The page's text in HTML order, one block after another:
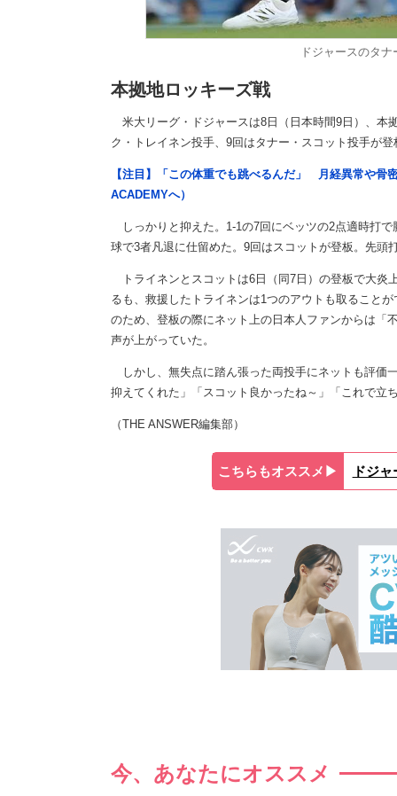
ドジャースのタ
本拠地ロッキーズ戦
米大リーグ・ドジャースは8日（日本時間9日）、本
ク・トレイネン投手、9回はタナー・スコット投手が
【注目】「この体重でも跳べるんだ」 月経異常や骨
ACADEMYへ）
しっかりと抑えた。1-1の7回にベッツの2点適時打
球で3者凡退に仕留めた。9回はスコットが登板。先頭
トライネンとスコットは6日（同7日）の登板で大炎
るも、救援したトライネンは1つのアウトも取ること
のため、登板の際にネット上の日本人ファンからは「
声が上がっていた。
しかし、無失点に踏ん張った両投手にネットも評価
抑えてくれた」「スコット良かったね～」「これで立
（THE ANSWER編集部）
こちらもオススメ▶︎ ドジ
今、あなたにオススメ